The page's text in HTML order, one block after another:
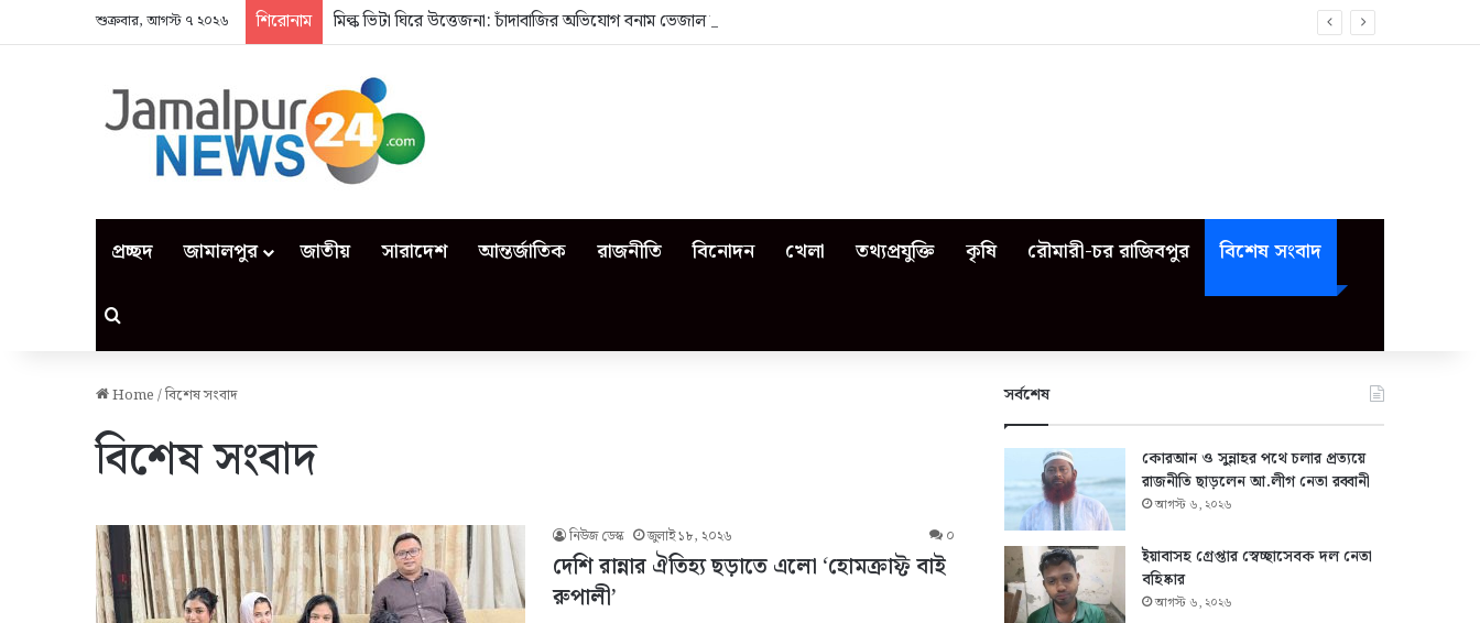
শুক্রবার, আগস্ট ৭ ২০২৬ শিরোনাম মিল্ক ভিটা ঘিরে উত্তেজনা: চাঁদাবাজির অভিযোগ বনাম ভেজাল দুধের জিডি
প্রচ্ছদ জামালপুর জাতীয় সারাদেশ আন্তর্জাতিক রাজনীতি বিনোদন খেলা তথ্যপ্রযুক্তি কৃষি রৌমারী-চর রাজিবপুর বিশেষ সংবাদ
Search for
Home/বিশেষ সংবাদ
বিশেষ সংবাদ
নিউজ ডেস্ক জুলাই ১৮, ২০২৬ ০
দেশি রান্নার ঐতিহ্য ছড়াতে এলো ‘হোমক্রাফ্ট বাই
রুপালী’
সর্বশেষ
কোরআন ও সুন্নাহর পথে চলার প্রত্যয়ে
রাজনীতি ছাড়লেন আ.লীগ নেতা রব্বানী
আগস্ট ৬, ২০২৬
ইয়াবাসহ গ্রেপ্তার স্বেচ্ছাসেবক দল নেতা
বহিষ্কার
আগস্ট ৬, ২০২৬